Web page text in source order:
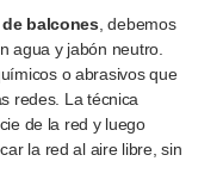
balcones, debemos
agua y jabón neutro.
o abrasivos que
redes. La técnica
de la red y luego
la red al aire libre, sin